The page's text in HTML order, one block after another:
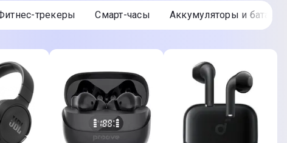
Фитнес-трекеры Смарт-часы Аккумуляторы и